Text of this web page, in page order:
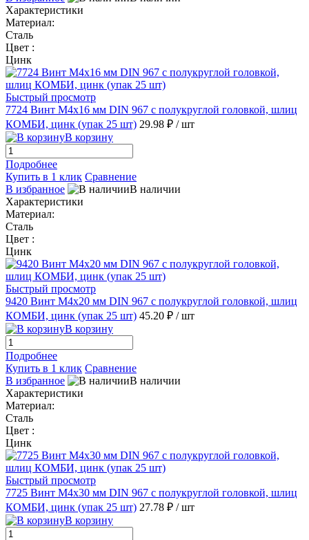
Характеристики
Материал:
Сталь
Цвет :
Цинк
Быстрый просмотр
7724 Винт М4х16 мм DIN 967 с полукруглой головкой, шлиц
КОМБИ, цинк (упак 25 шт) 29.98 ₽ / шт
В корзину
Подробнее
Купить в 1 клик Сравнение
В избранное
В наличии
Характеристики
Материал:
Сталь
Цвет :
Цинк
Быстрый просмотр
9420 Винт М4х20 мм DIN 967 с полукруглой головкой, шлиц
КОМБИ, цинк (упак 25 шт) 45.20 ₽ / шт
В корзину
Подробнее
Купить в 1 клик Сравнение
В избранное
В наличии
Характеристики
Материал:
Сталь
Цвет :
Цинк
Быстрый просмотр
7725 Винт М4х30 мм DIN 967 с полукруглой головкой, шлиц
КОМБИ, цинк (упак 25 шт) 27.78 ₽ / шт
В корзину